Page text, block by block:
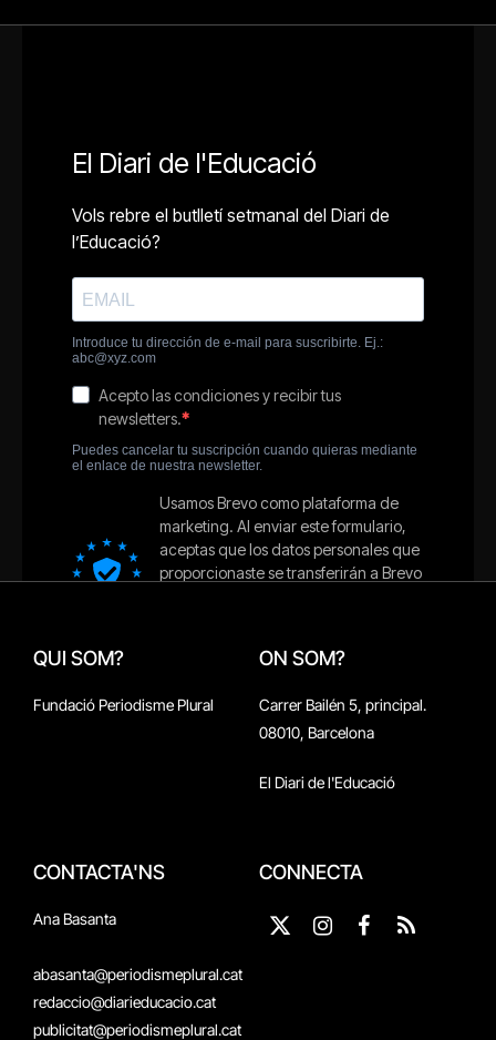
QUI SOM?
Fundació Periodisme Plural
ON SOM?
Carrer Bailén 5, principal.
08010, Barcelona
El Diari de l'Educació
CONTACTA'NS
Ana Basanta
abasanta@periodismeplural.cat
redaccio@diarieducacio.cat
publicitat@periodismeplural.cat
CONNECTA
X
InstagramFacebook
RSS